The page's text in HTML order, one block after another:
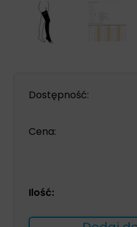
Dostępność:
Cena:
Ilość: